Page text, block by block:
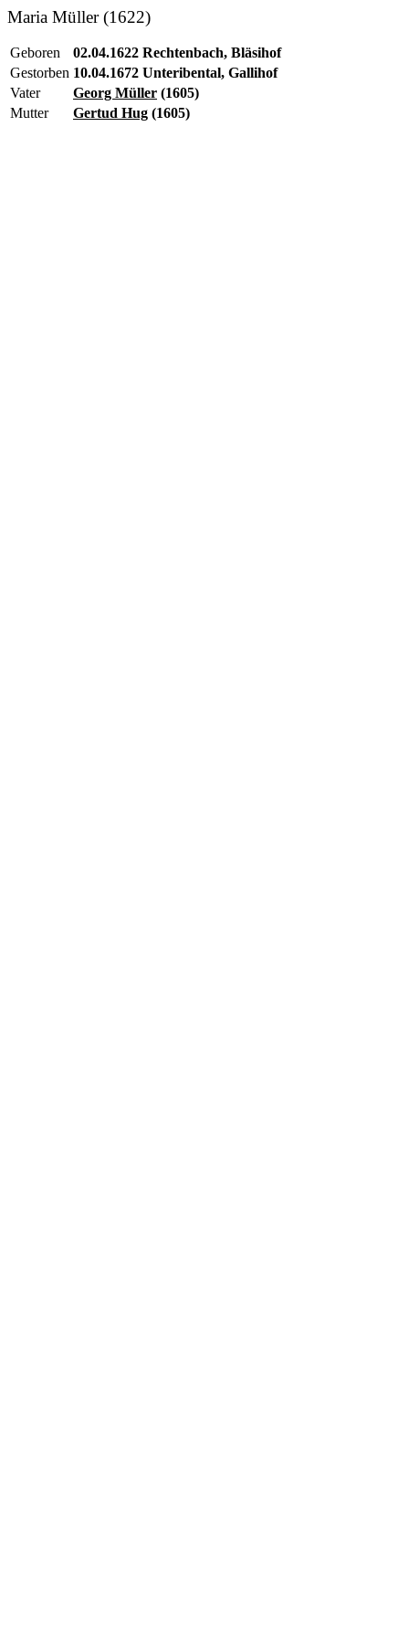
Maria Müller (1622)
Geboren
02.04.1622 Rechtenbach, Bläsihof
Gestorben 10.04.1672 Unteribental, Gallihof
Vater
Georg Müller (1605)
Mutter
Gertud Hug (1605)